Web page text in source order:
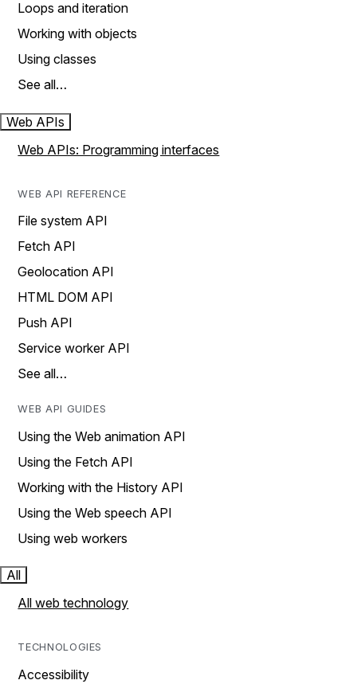
Loops and iteration
Working with objects
Using classes
See all…
Web APIs
Web APIs: Programming interfaces
WEB API REFERENCE
File system API
Fetch API
Geolocation API
HTML DOM API
Push API
Service worker API
See all…
WEB API GUIDES
Using the Web animation API
Using the Fetch API
Working with the History API
Using the Web speech API
Using web workers
All
All web technology
TECHNOLOGIES
Accessibility